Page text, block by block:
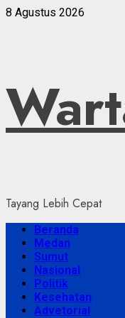
Skip
8 Agustus 2026
Tayang Lebih Cepat
Primary
Menu
Beranda
Medan
Sumut
Nasional
Politik
Kesehatan
Advetorial